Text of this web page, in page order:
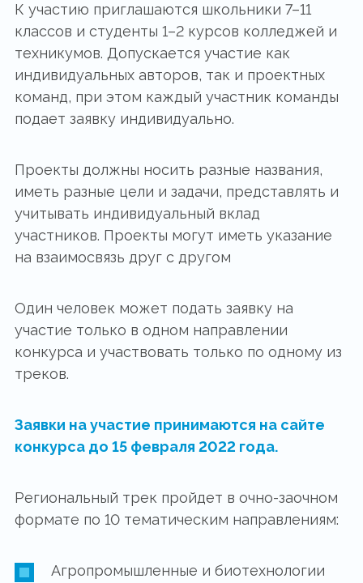
К участию приглашаются школьники 7–11
классов и студенты 1–2 курсов колледжей и
техникумов. Допускается участие как
индивидуальных авторов, так и проектных
команд, при этом каждый участник команды
подает заявку индивидуально.
Проекты должны носить разные названия,
иметь разные цели и задачи, представлять и
учитывать индивидуальный вклад
участников. Проекты могут иметь указание
на взаимосвязь друг с другом
Один человек может подать заявку на
участие только в одном направлении
конкурса и участвовать только по одному из
треков.
Заявки на участие принимаются на сайте
конкурса до 15 февраля 2022 года.
Региональный трек пройдет в очно-заочном
формате по 10 тематическим направлениям:
Агропромышленные и биотехнологии